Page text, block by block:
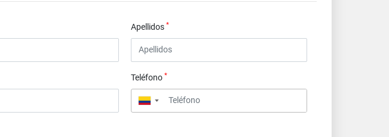
Apellidos *
Teléfono *
▼